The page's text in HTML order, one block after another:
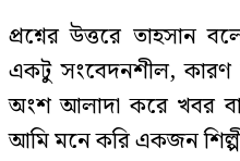
প্রশ্নের উত্তরে তাহসান
একটু সংবেদনশীল, কারণ
অংশ আলাদা করে খবর
আমি মনে করি একজন